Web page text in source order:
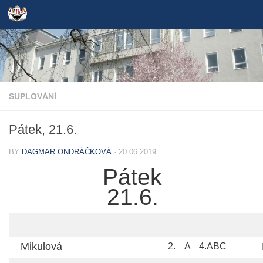
Skip to content
SUPLOVÁNÍ
Pátek, 21.6.
BY DAGMAR ONDRÁČKOVÁ · 20.06.2019
Pátek
21.6.
Mikulová 2. A 4.ABC